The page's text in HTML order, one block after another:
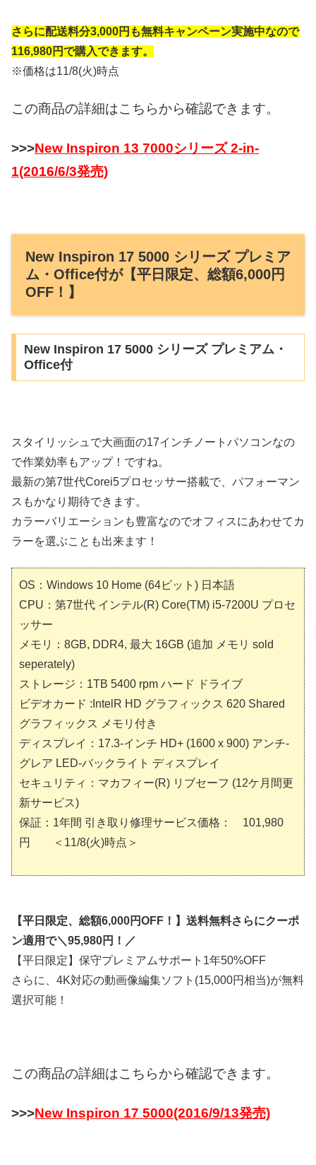
さらに配送料分3,000円も無料キャンペーン実施中なので
116,980円で購入できます。
※価格は11/8(火)時点
この商品の詳細はこちらから確認できます。
>>>New Inspiron 13 7000シリーズ 2-in-
1(2016/6/3発売)
New Inspiron 17 5000 シリーズ プレミア
ム・Office付が【平日限定、総額6,000円
OFF！】
New Inspiron 17 5000 シリーズ プレミアム・
Office付
スタイリッシュで大画面の17インチノートパソコンなの
で作業効率もアップ！ですね。
最新の第7世代Corei5プロセッサー搭載で、パフォーマン
スもかなり期待できます。
カラーバリエーションも豊富なのでオフィスにあわせてカ
ラーを選ぶことも出来ます！
OS：Windows 10 Home (64ビット) 日本語
CPU：第7世代 インテル(R) Core(TM) i5-7200U プロセ
ッサー
メモリ：8GB, DDR4, 最大 16GB (追加 メモリ sold
seperately)
ストレージ：1TB 5400 rpm ハード ドライブ
ビデオカード :IntelR HD グラフィックス 620 Shared
グラフィックス メモリ付き
ディスプレイ：17.3-インチ HD+ (1600 x 900) アンチ-
グレア LED-バックライト ディスプレイ
セキュリティ：マカフィー(R) リブセーフ (12ケ月間更
新サービス)
保証：1年間 引き取り修理サービス価格： 101,980
円 ＜11/8(火)時点＞
【平日限定、総額6,000円OFF！】送料無料さらにクーポ
ン適用で＼95,980円！／
【平日限定】保守プレミアムサポート1年50%OFF
さらに、4K対応の動画像編集ソフト(15,000円相当)が無料
選択可能！
この商品の詳細はこちらから確認できます。
>>>New Inspiron 17 5000(2016/9/13発売)